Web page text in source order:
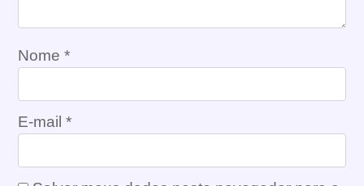
Nome *
E-mail *